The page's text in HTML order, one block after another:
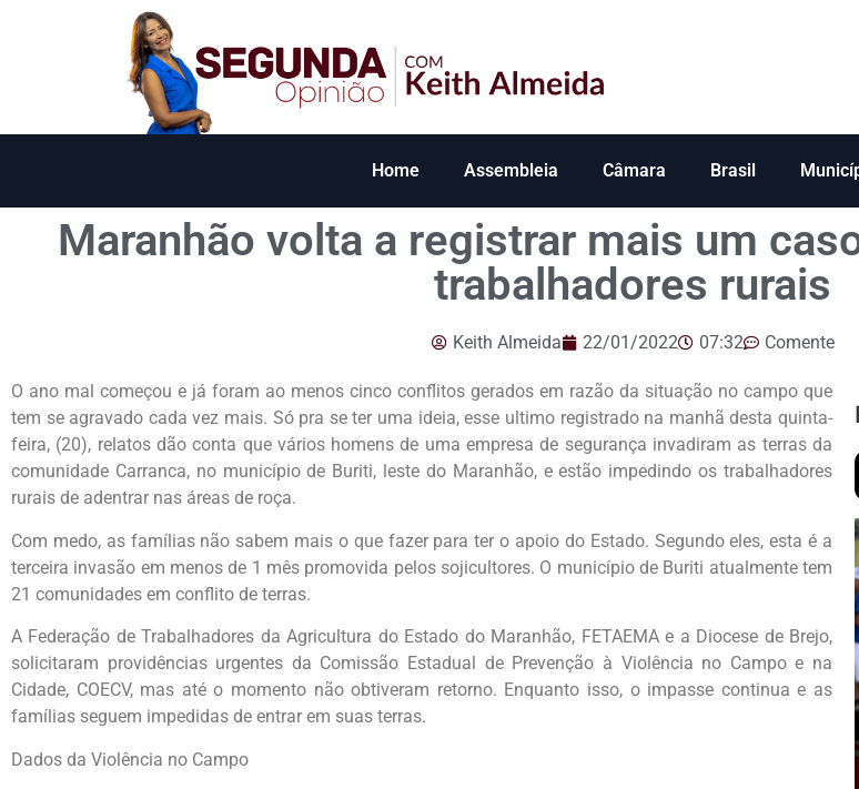
Home Assembleia Câmara Brasil
Maranhão volta a registrar mais um
trabalhadores rurais
Keith Almeida 22/01/2022 07:32 Comente
O ano mal começou e já foram ao menos cinco conflitos gerados em razão da situação no campo que
tem se agravado cada vez mais. Só pra se ter uma ideia, esse ultimo registrado na manhã desta quinta-
feira, (20), relatos dão conta que vários homens de uma empresa de segurança invadiram as terras da
comunidade Carranca, no município de Buriti, leste do Maranhão, e estão impedindo os trabalhadores
rurais de adentrar nas áreas de roça.
Com medo, as famílias não sabem mais o que fazer para ter o apoio do Estado. Segundo eles, esta é a
terceira invasão em menos de 1 mês promovida pelos sojicultores. O município de Buriti atualmente tem
21 comunidades em conflito de terras.
A Federação de Trabalhadores da Agricultura do Estado do Maranhão, FETAEMA e a Diocese de Brejo,
solicitaram providências urgentes da Comissão Estadual de Prevenção à Violência no Campo e na
Cidade, COECV, mas até o momento não obtiveram retorno. Enquanto isso, o impasse continua e as
famílias seguem impedidas de entrar em suas terras.
Dados da Violência no Campo